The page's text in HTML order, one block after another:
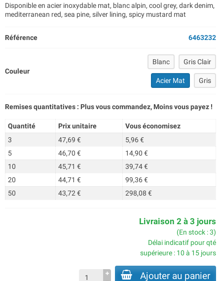
Disponible en acier inoxydable mat, blanc alpin, cool grey, dark denim,
mediterranean red, sea pine, silver lining, spicy mustard mat
Référence 6463232
Couleur
Blanc Gris Clair
Acier Mat Gris
Remises quantitatives : Plus vous commandez, Moins vous payez !
Quantité Prix unitaire
Vous économisez
3
47,69 €
5,96 €
5
46,70 €
14,90 €
10
45,71 €
39,74 €
20
44,71 €
99,36 €
50
43,72 € 298,08 €
Livraison 2 à 3 jours
(En stock : 3)
Délai indicatif pour qté
supérieure : 10 à 15 jours
Ajouter au panier